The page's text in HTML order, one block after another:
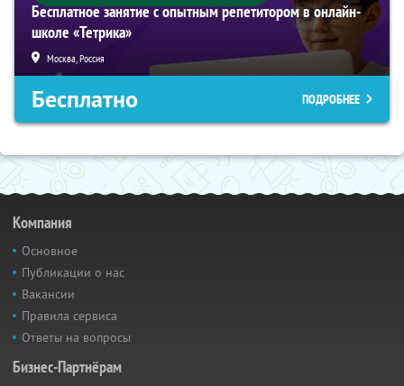
Бесплатное занятие с опытным репетитором в онлайн-
школе «Тетрика»
Москва, Россия
Бесплатно ПОДРОБНЕЕ
Компания
Основное
Публикации о нас
Вакансии
Правила сервиса
Ответы на вопросы
Бизнес-Партнёрам